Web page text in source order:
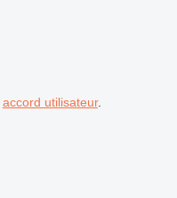
accord utilisateur.